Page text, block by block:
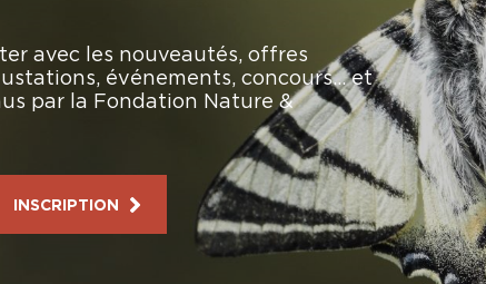
avec les nouveautés, offres
événements, concours… et
par la Fondation Nature &
INSCRIPTION